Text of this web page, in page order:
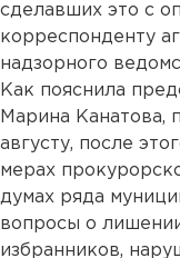
сделавших это с
корреспонденту
надзорного
Как пояснила
Марина Канатова,
августу, после
мерах
думах ряда
вопросы о
избранников,